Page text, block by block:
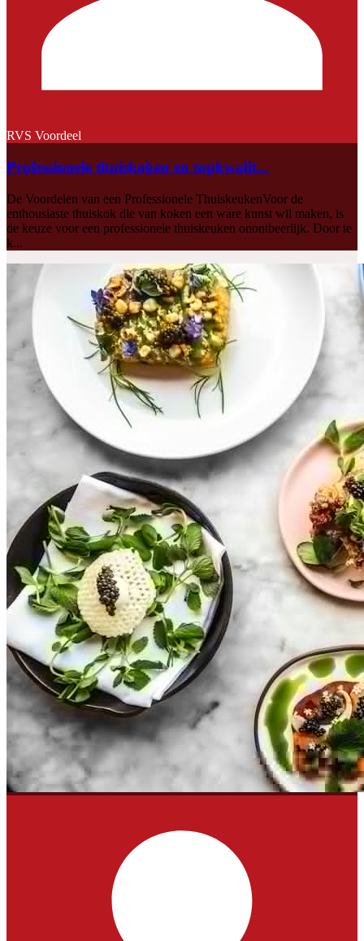
RVS Voordeel
Professionele thuiskoken en topkwalit...
De Voordelen van een Professionele ThuiskeukenVoor de
enthousiaste thuiskok die van koken een ware kunst wil maken, is
de keuze voor een professionele thuiskeuken onontbeerlijk. Door te
k...